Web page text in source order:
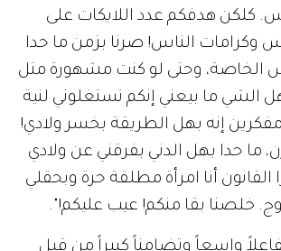
كلكن هدفكم عدد اللايكات على
وكرامات الناس! صرنا بزمن ما حدا
الخاصة، وحتى لو كنت مشهورة متل
الشي ما بيعني إنكم تستغلوني لنية
إنه بهل الطريقة بخسر ولادي!
ما حدا بهل الدني بفرقني عن ولادي
القانون أنا امرأة مطلقة حرة وبحقلي
خلصنا بقا منكم! عيب عليكم!".
واسعاً وتضامناً كبيراً من قبل